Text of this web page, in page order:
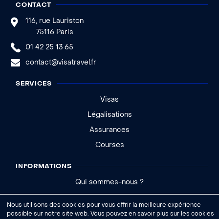
CONTACT
116, rue Lauriston
75116 Paris
01 42 25 13 65
contact@visatravel.fr
SERVICES
Visas
Légalisations
Assurances
Courses
INFORMATIONS
Qui sommes-nous ?
Aide - FAQ
Nous utilisons des cookies pour vous offrir la meilleure expérience
possible sur notre site web. Vous pouvez en savoir plus sur les cookies